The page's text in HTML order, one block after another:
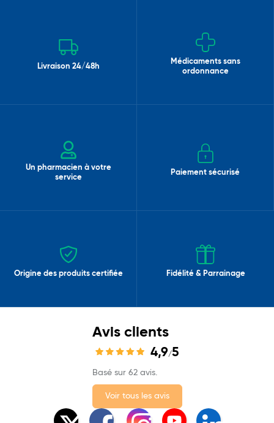
Livraison 24/48h
Médicaments sans
ordonnance
Un pharmacien à votre
service
Paiement sécurisé
Origine des produits certifiée Fidélité & Parrainage
Avis clients
4,9/5
Basé sur 62 avis.
Voir tous les avis